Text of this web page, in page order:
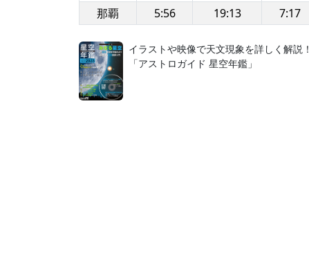
那覇
5:56 19:13 7:17
イラストや映像で天文現象を詳しく解説！
「アストロガイド 星空年鑑」